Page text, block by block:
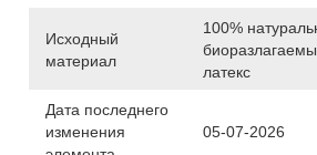
Исходный
материал
100%
латекс
Дата последнего
изменения
05-07-2026